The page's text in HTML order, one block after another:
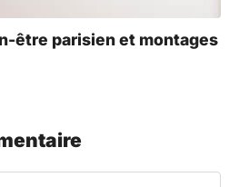
être parisien et montages